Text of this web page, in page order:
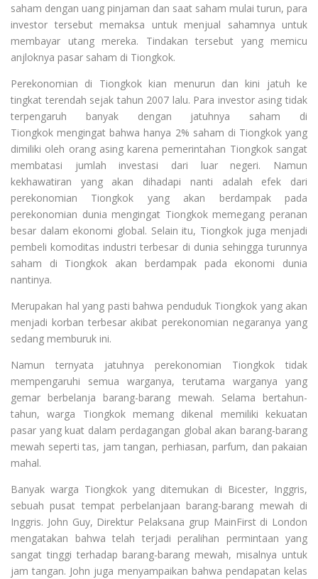
saham dengan uang pinjaman dan saat saham mulai turun, para
investor tersebut memaksa untuk menjual sahamnya untuk
membayar utang mereka. Tindakan tersebut yang memicu
anjloknya pasar saham di Tiongkok.
Perekonomian di Tiongkok kian menurun dan kini jatuh ke
tingkat terendah sejak tahun 2007 lalu. Para investor asing tidak
terpengaruh banyak dengan jatuhnya saham di
Tiongkok mengingat bahwa hanya 2% saham di Tiongkok yang
dimiliki oleh orang asing karena pemerintahan Tiongkok sangat
membatasi jumlah investasi dari luar negeri. Namun
kekhawatiran yang akan dihadapi nanti adalah efek dari
perekonomian Tiongkok yang akan berdampak pada
perekonomian dunia mengingat Tiongkok memegang peranan
besar dalam ekonomi global. Selain itu, Tiongkok juga menjadi
pembeli komoditas industri terbesar di dunia sehingga turunnya
saham di Tiongkok akan berdampak pada ekonomi dunia
nantinya.
Merupakan hal yang pasti bahwa penduduk Tiongkok yang akan
menjadi korban terbesar akibat perekonomian negaranya yang
sedang memburuk ini.
Namun ternyata jatuhnya perekonomian Tiongkok tidak
mempengaruhi semua warganya, terutama warganya yang
gemar berbelanja barang-barang mewah. Selama bertahun-
tahun, warga Tiongkok memang dikenal memiliki kekuatan
pasar yang kuat dalam perdagangan global akan barang-barang
mewah seperti tas, jam tangan, perhiasan, parfum, dan pakaian
mahal.
Banyak warga Tiongkok yang ditemukan di Bicester, Inggris,
sebuah pusat tempat perbelanjaan barang-barang mewah di
Inggris. John Guy, Direktur Pelaksana grup MainFirst di London
mengatakan bahwa telah terjadi peralihan permintaan yang
sangat tinggi terhadap barang-barang mewah, misalnya untuk
jam tangan. John juga menyampaikan bahwa pendapatan kelas